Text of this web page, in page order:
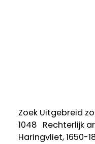
Zoek Uitgebreid
1048 Rechterlijk
Haringvliet, 1650-